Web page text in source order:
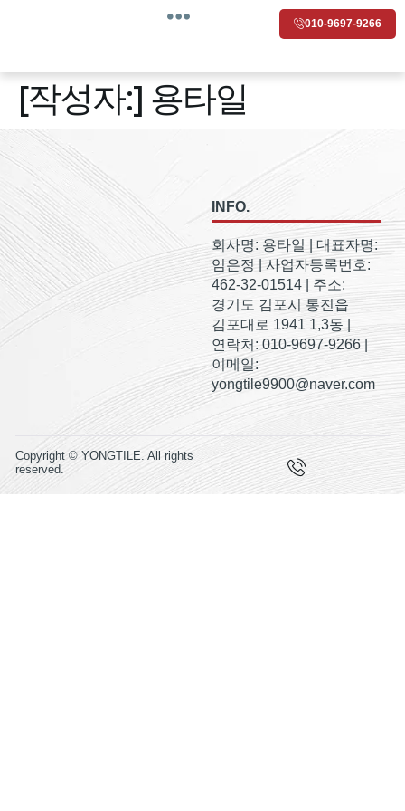
010-9697-9266
[작성자:] 용타일
INFO.
회사명: 용타일 | 대표자명:
임은정 | 사업자등록번호:
462-32-01514 | 주소:
경기도 김포시 통진읍
김포대로 1941 1,3동 |
연락처: 010-9697-9266 |
이메일:
yongtile9900@naver.com
Copyright © YONGTILE. All rights
reserved.